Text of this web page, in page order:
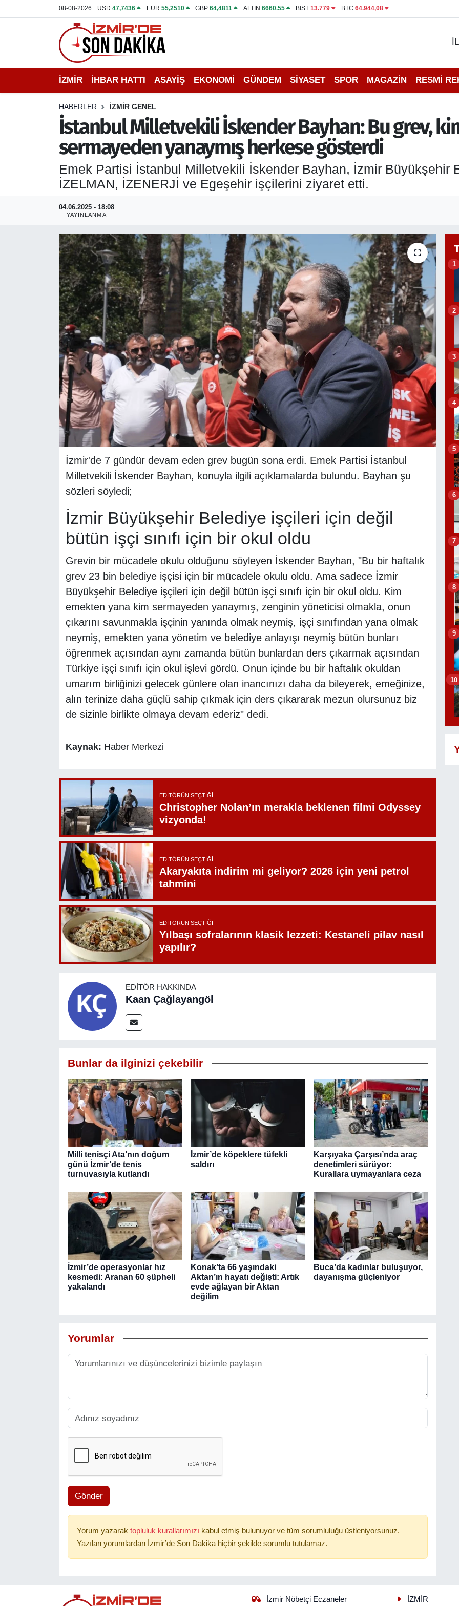
08-08-2026 USD47,7436 EUR 55,2510 GBP64,4811 ALTIN 6660.55 BİST13.779 BTC 64.944,08
İZMİR İHBAR HATTI ASAYİŞ EKONOMİ GÜNDEM SİYASET SPOR MAGAZİN RESMİ
HABERLER İZMİR GENEL
İstanbul Milletvekili İskender Bayhan: Bu grev,
sermayeden yanaymış herkese gösterdi
Emek Partisi İstanbul Milletvekili İskender Bayhan, İzmir Büyükşehir
İZELMAN, İZENERJİ ve Egeşehir işçilerini ziyaret etti.
04.06.2025 - 18:08
YAYINLANMA
İzmir'de 7 gündür devam eden grev bugün sona erdi. Emek Partisi İstanbul
Milletvekili İskender Bayhan, konuyla ilgili açıklamalarda bulundu. Bayhan şu
sözleri söyledi;
İzmir Büyükşehir Belediye işçileri için değil
bütün işçi sınıfı için bir okul oldu
Grevin bir mücadele okulu olduğunu söyleyen İskender Bayhan, "Bu bir haftalık
grev 23 bin belediye işçisi için bir mücadele okulu oldu. Ama sadece İzmir
Büyükşehir Belediye işçileri için değil bütün işçi sınıfı için bir okul oldu. Kim
emekten yana kim sermayeden yanaymış, zenginin yöneticisi olmakla, onun
çıkarını savunmakla işçinin yanında olmak neymiş, işçi sınıfından yana olmak
neymiş, emekten yana yönetim ve belediye anlayışı neymiş bütün bunları
öğrenmek açısından aynı zamanda bütün bunlardan ders çıkarmak açısından
Türkiye işçi sınıfı için okul işlevi gördü. Onun içinde bu bir haftalık okuldan
umarım birliğinizi gelecek günlere olan inancınızı daha da bileyerek, emeğinize,
alın terinize daha güçlü sahip çıkmak için ders çıkararak mezun olursunuz biz
de sizinle birlikte olmaya devam ederiz" dedi.
Kaynak: Haber Merkezi
EDITÖRÜN SEÇTIĞI
Christopher Nolan’ın merakla beklenen filmi Odyssey
vizyonda!
EDITÖRÜN SEÇTIĞI
Akaryakıta indirim mi geliyor? 2026 için yeni petrol
tahmini
EDITÖRÜN SEÇTIĞI
Yılbaşı sofralarının klasik lezzeti: Kestaneli pilav nasıl
yapılır?
EDITÖR HAKKINDA
Kaan Çağlayangöl
Bunlar da ilginizi çekebilir
Milli tenisçi Ata’nın doğum
günü İzmir’de tenis
turnuvasıyla kutlandı
İzmir’de köpeklere tüfekli
saldırı
Karşıyaka Çarşısı’nda araç
denetimleri sürüyor:
Kurallara uymayanlara ceza
İzmir’de operasyonlar hız
kesmedi: Aranan 60 şüpheli
yakalandı
Konak’ta 66 yaşındaki
Aktan’ın hayatı değişti: Artık
evde ağlayan bir Aktan
değilim
Buca’da kadınlar buluşuyor,
dayanışma güçleniyor
Yorumlar
Gönder
Yorum yazarak topluluk kurallarımızı kabul etmiş bulunuyor ve tüm sorumluluğu üstleniyorsunuz.
Yazılan yorumlardan İzmir’de Son Dakika hiçbir şekilde sorumlu tutulamaz.
1
2
3
4
5
6
7
8
9
10
İzmir Nöbetçi Eczaneler İZMİR
İHBAR HATTI
DEPREM
EKONOMİ
SİYASET
RESMİ REKLAM
İzmir Nöbetçi Eczaneler
İzmir Hava Durumu
İzmir Namaz Vakitleri
İzmir Trafik Yoğunluk Haritası
Puan Durumu ve Fikstür
Tüm Manşetler